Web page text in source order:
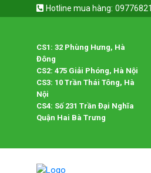
Hotline mua hàng:
CS1: 32 Phùng Hưng, Hà
Đông
CS2: 475 Giải Phóng, Hà Nội
CS3: 10 Trần Thái Tông, Hà
Nội
CS4: Số 231 Trần Đại Nghĩa
Quận Hai Bà Trưng